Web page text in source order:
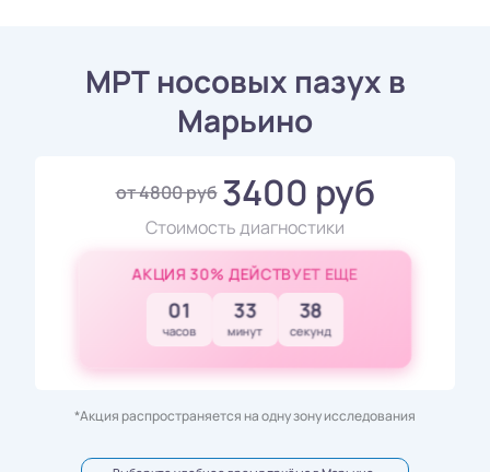
МРТ носовых пазух в
Марьино
от 4800 руб 3400 руб
Стоимость диагностики
АКЦИЯ 30% ДЕЙСТВУЕТ ЕЩЕ
01
часов
33
минут
36
секунд
*Акция распространяется на одну зону исследования